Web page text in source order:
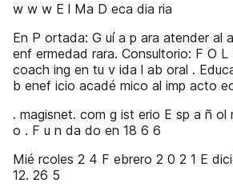
w w w E l Ma D eca dia ria
En P ortada: G uí a p ara atender al
enf ermedad rara. Consultorio: F O
coach ing en tu v ida l ab oral .
b enef icio acadé mico al imp acto
. magisnet. com g ist erio E sp a ñ ol
o . F u n da do en 18 6 6
Mié rcoles 2 4 F ebrero 2 0 2 1 E
12. 26 5